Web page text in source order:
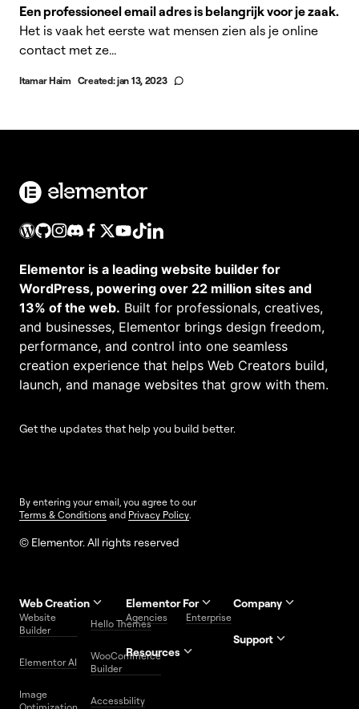
Een professioneel email adres is belangrijk voor je zaak.
Het is vaak het eerste wat mensen zien als je online
contact met ze...
Itamar Haim Created:jan 13, 2023
Elementor is a leading website builder for
WordPress, powering over 22 million sites and
13% of the web. Built for professionals, creatives,
and businesses, Elementor brings design freedom,
performance, and control into one seamless
creation experience that helps Web Creators build,
launch, and manage websites that grow with them.
Get the updates that help you build better.
By entering your email, you agree to our
Terms & Conditions and Privacy Policy
© Elementor. All rights reserved
Web Creation
Website
Builder
Hello Themes
Elementor AI
WooCommerce
Builder
Image
Accessbility
Elementor For
Agencies Enterprise
Resources
Website
Company
Support